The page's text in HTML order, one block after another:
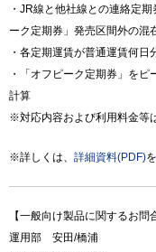
・JR線と他社線との連絡定
ーク定期券」発売区間外の混
・各定期運賃が普通運賃何日
・「オフピーク定期券」を
計算
※対応内容および利用料金等
※詳しくは、 詳細資料(PDF)
【一般向け製品に関するお問
運用部 安田/橋浦